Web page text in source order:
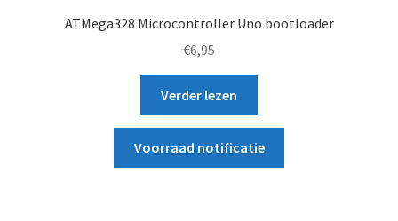
ATMega328 Microcontroller Uno bootloader
€6,95
Verder lezen
Voorraad notificatie